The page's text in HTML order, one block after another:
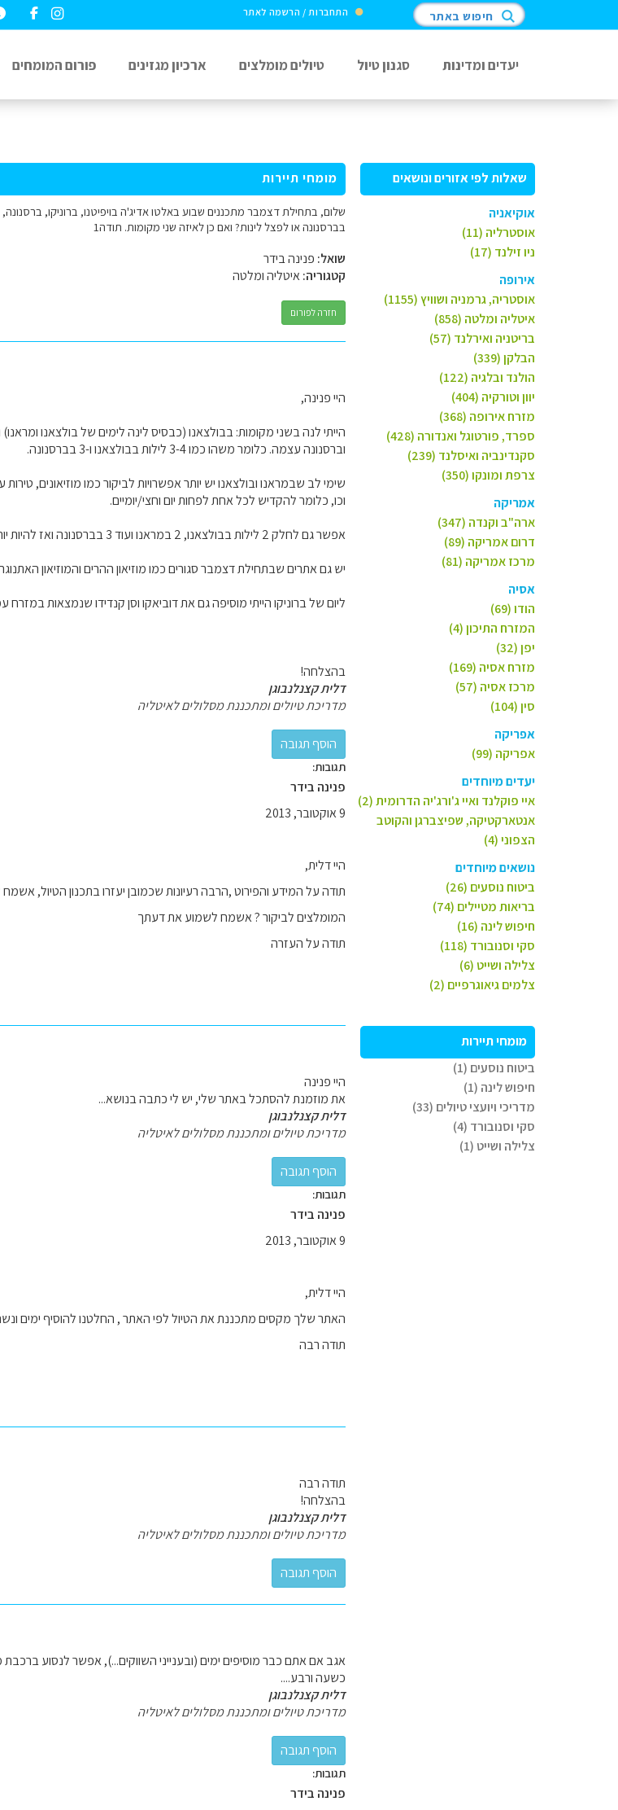
התחברות / הרשמה לאתר חיפוש באתר
יעדים ומדינות סגנון טיול טיולים מומלצים ארכיון מגזינים פורום המומחים
שאלות לפי אזורים ונושאים
אוקיאניה
אוסטרליה (11)
ניו זילנד (17)
אירופה
אוסטריה, גרמניה ושוויץ (1155)
איטליה ומלטה (858)
בריטניה ואירלנד (57)
הבלקן (339)
הולנד ובלגיה (122)
יוון וטורקיה (404)
מזרח אירופה (368)
ספרד, פורטוגל ואנדורה (428)
סקנדינביה ואיסלנד (239)
צרפת ומונקו (350)
אמריקה
ארה"ב וקנדה (347)
דרום אמריקה (89)
מרכז אמריקה (81)
אסיה
הודו (69)
המזרח התיכון (4)
יפן (32)
מזרח אסיה (169)
מרכז אסיה (57)
סין (104)
אפריקה
אפריקה (99)
יעדים מיוחדים
איי פוקלנד ואיי ג'ורג'יה הדרומית (2)
אנטארקטיקה, שפיצברגן והקוטב
הצפוני (4)
נושאים מיוחדים
ביטוח נוסעים (26)
בריאות מטיילים (74)
חיפוש לינה (16)
סקי וסנובורד (118)
צלילה ושייט (6)
צלמים גיאוגרפיים (2)
מומחי תיירות
ביטוח נוסעים (1)
חיפוש לינה (1)
מדריכי ויועצי טיולים (33)
סקי וסנובורד (4)
צלילה ושייט (1)
מומחי תיירות
שלום, בתחילת דצמבר מתכננים שבוע באלטו אדיג'ה בויפיטנו, ברוניקו,
בברסנונה או לפצל לינות? ואם כן לאיזה שני מקומות. תודה1
שואל: פנינה בידר
קטגוריה:איטליה ומלטה
חזרה לפורום
היי פנינה,
הייתי לנה בשני מקומות: בבולצאנו (כבסיס לינה לימים של בולצאנו
וברסנונה עצמה. כלומר משהו כמו 3-4 לילות בבולצאנו ו-3 בברסנונה.
שימי לב שבמראנו ובולצאנו יש יותר אפשרויות לביקור כמו מוזיאונים,
וכו, כלומר להקדיש לכל אחת לפחות יום וחצי/יומיים.
אפשר גם לחלק 2 לילות בבולצאנו, 2 במראנו ועוד 3 בברסנונה ואז להיות יותר בנחת במראנו.
יש גם אתרים שבתחילת דצמבר סגורים כמו מוזיאון ההרים והמוזיאון
ליום של ברוניקו הייתי מוסיפה גם את דוביאקו וסן קנדידו שנמצאות במזרח
בהצלחה!
דלית קצנלנבוגן
מדריכת טיולים ומתכננת מסלולים לאיטליה
תגובות:
פנינה בידר
9 אוקטובר, 2013
היי דלית,
תודה על המידע והפירוט ,הרבה רעיונות שכמובן יעזרו בתכנון הטיול,
המומלצים לביקור ? אשמח לשמוע את דעתך
תודה על העזרה
היי פנינה
את מוזמנת להסתכל באתר שלי, יש לי כתבה בנושא...
דלית קצנלנבוגן
מדריכת טיולים ומתכננת מסלולים לאיטליה
תגובות:
פנינה בידר
9 אוקטובר, 2013
היי דלית,
האתר שלך מקסים מתכננת את הטיול לפי האתר , החלטנו להוסיף ימים ונשהה באזור 10 ימים לפחות, רוצים לטייל
תודה רבה
תודה רבה
בהצלחה!
דלית קצנלנבוגן
מדריכת טיולים ומתכננת מסלולים לאיטליה
אגב אם אתם כבר מוסיפים ימים (ובענייני השווקים...), אפשר לנסוע
כשעה ורבע....
דלית קצנלנבוגן
מדריכת טיולים ומתכננת מסלולים לאיטליה
תגובות:
פנינה בידר